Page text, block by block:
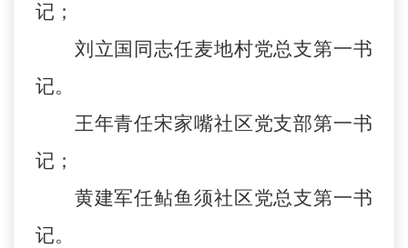
记；
刘立国同志任麦地村党总支第一书
记。
王年青任宋家嘴社区党支部第一书
记；
黄建军任鲇鱼须社区党总支第一书
记。